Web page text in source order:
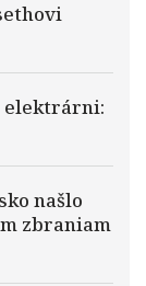
elektrárni:
našlo
zbraniam